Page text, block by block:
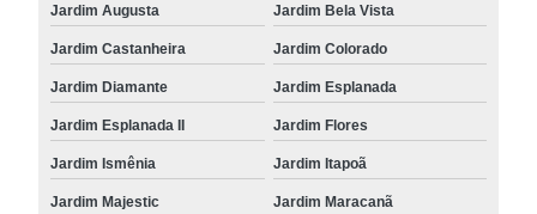
Jardim Augusta Jardim Bela Vista
Jardim Castanheira Jardim Colorado
Jardim Diamante Jardim Esplanada
Jardim Esplanada II Jardim Flores
Jardim Ismênia Jardim Itapoã
Jardim Majestic Jardim Maracanã